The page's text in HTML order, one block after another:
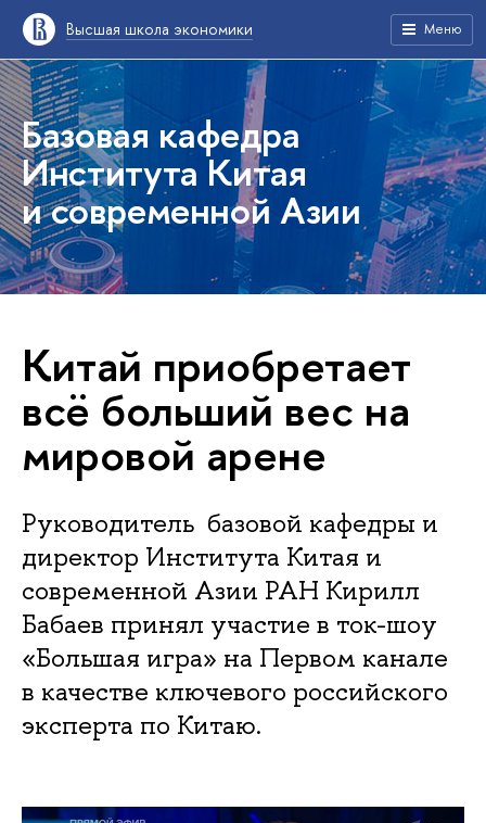
Высшая школа экономики Меню
Базовая кафедра
Института Китая
и современной Азии
Китай приобретает
всё больший вес на
мировой арене
Руководитель базовой кафедры и
директор Института Китая и
современной Азии РАН Кирилл
Бабаев принял участие в ток-шоу
«Большая игра» на Первом канале
в качестве ключевого российского
эксперта по Китаю.